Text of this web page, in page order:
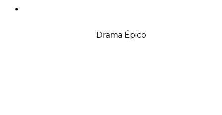
Drama Épico